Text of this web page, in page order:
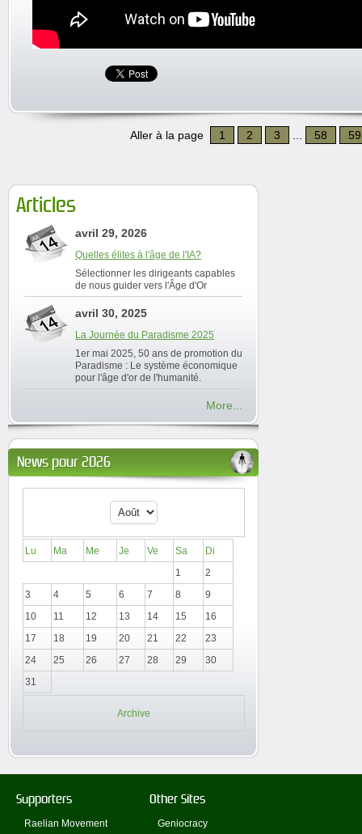
Aller à la page 1 2 3 58 59
Articles
avril 29, 2026
Quelles élites à l'âge de l'IA?
Sélectionner les dirigeants capables
de nous guider vers l'Âge d'Or
avril 30, 2025
La Journée du Paradisme 2025
1er mai 2025, 50 ans de promotion du
Paradisme : Le système économique
pour l'âge d'or de l'humanité.
More...
News pour 2026
Lu Ma Me Je Ve Sa
Di
1
2
3
4 5 6 7 8
9
10
11 12 13 14 15
16
17
18 19 20 21 22
23
24
25 26 27 28 29
30
31
Archive
Supporters
Raelian Movement
Other Sites
Geniocracy